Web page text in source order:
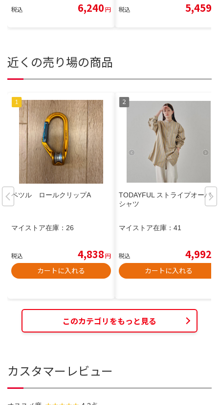
税込 6,240円 税込 5,459
近くの売り場の商品
ペツル ロールクリップA
マイストア在庫： 26
税込 4,838円
カートに入れる
TODAYFUL ストライプオーバー
シャツ
マイストア在庫： 41
税込 4,992
カートに入れる
このカテゴリをもっと見る
カスタマーレビュー